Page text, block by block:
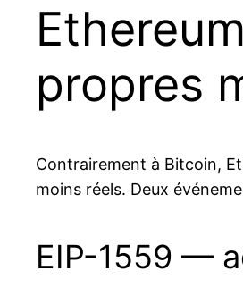
propres
Contrairement à Bitcoin,
moins réels. Deux
EIP-1559 —